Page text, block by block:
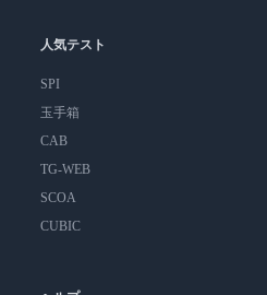
人気テスト
SPI
玉手箱
CAB
TG-WEB
SCOA
CUBIC